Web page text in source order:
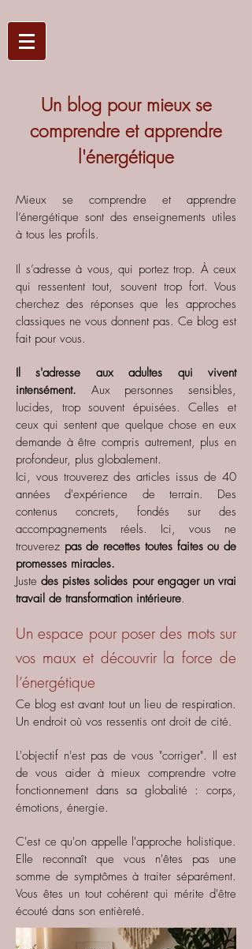
Un blog pour mieux se
comprendre et apprendre
l'énergétique
Mieux se comprendre et apprendre
l’énergétique sont des enseignements utiles
à tous les profils.
Il s’adresse à vous, qui portez trop. À ceux
qui ressentent tout, souvent trop fort. Vous
cherchez des réponses que les approches
classiques ne vous donnent pas. Ce blog est
fait pour vous.
Il s'adresse aux adultes qui vivent
intensément. Aux personnes sensibles,
lucides, trop souvent épuisées. Celles et
ceux qui sentent que quelque chose en eux
demande à être compris autrement, plus en
profondeur, plus globalement.
Ici, vous trouverez des articles issus de 40
années d'expérience de terrain. Des
contenus concrets, fondés sur des
accompagnements réels. Ici, vous ne
trouverez pas de recettes toutes faites ou de
promesses miracles.
Justedes pistes solides pour engager un vrai
travail de transformation intérieure.
Un espace pour poser des mots sur
vos maux et découvrir la force de
l’énergétique
Ce blog est avant tout un lieu de respiration.
Un endroit où vos ressentis ont droit de cité.
L'objectif n'est pas de vous "corriger". Il est
de vous aider à mieux comprendre votre
fonctionnement dans sa globalité : corps,
émotions, énergie.
C'est ce qu'on appelle l'approche holistique.
Elle reconnaît que vous n'êtes pas une
somme de symptômes à traiter séparément.
Vous êtes un tout cohérent qui mérite d'être
écouté dans son entièreté.